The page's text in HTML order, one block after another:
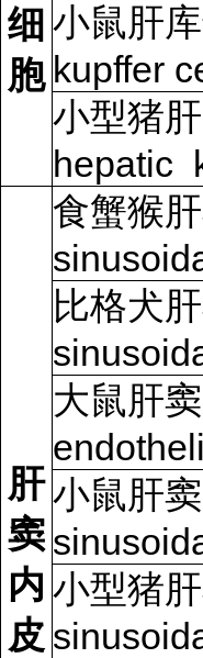
细
胞
小鼠肝
kupffer
小型猪
hepatic
肝
窦
内
皮
食蟹猴
比格犬
大鼠肝
小鼠肝
小型猪